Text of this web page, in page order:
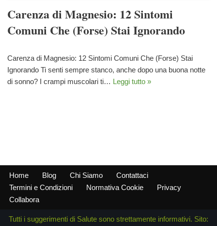
Carenza di Magnesio: 12 Sintomi
Comuni Che (Forse) Stai Ignorando
Carenza di Magnesio: 12 Sintomi Comuni Che (Forse) Stai
Ignorando Ti senti sempre stanco, anche dopo una buona notte
di sonno? I crampi muscolari ti… Leggi tutto »
Home Blog Chi Siamo
Contattaci
Termini e Condizioni
Normativa Cookie
Privacy
Collabora
Tutti i suggerimenti di Salute sono strettamente informativi. Sito: